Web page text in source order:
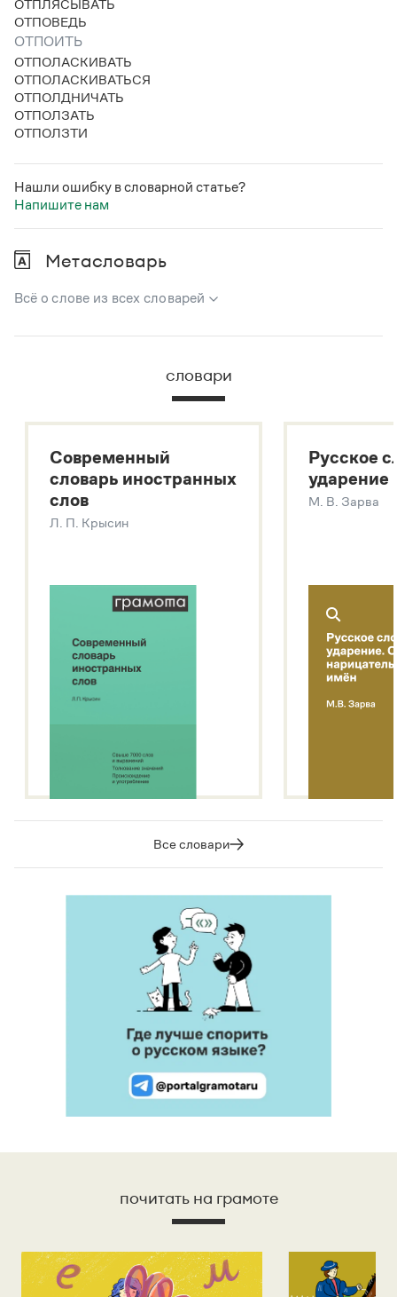
ОТПЛЯСЫВАТЬ
ОТПОВЕДЬ
ОТПОИТЬ
ОТПОЛАСКИВАТЬ
ОТПОЛАСКИВАТЬСЯ
ОТПОЛДНИЧАТЬ
ОТПОЛЗАТЬ
ОТПОЛЗТИ
Нашли ошибку в словарной статье?
Напишите нам
Метасловарь
Всё о слове из всех словарей
В метасловаре Грамоты в удобном виде собрана вся
Русский орфографический словарь
Большой толковый словарь русских глаголов
Современный словарь иностранных слов
Звук – технология синтеза платформы
SaluteSpeech
словари
Современный
словарь иностранных
слов
Л. П. Крысин
Русское
ударение
М. В. Зарва
Все словари
почитать на грамоте